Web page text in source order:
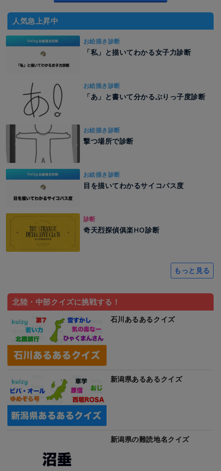
人気急上昇中
お絵描き診断
「私」と描いてわかる女子力診断
お絵描き診断
「あ」と書いて分かるぶりっ子度診断
お絵描き診断
撃つ場所で診断
お絵描き診断
目を描いてわかるサイコパス度
診断
奇天烈探偵俱楽HO診断
もっと見る
北陸・中部クイズに挑戦する！
石川あるあるクイズ
新潟県あるあるクイズ
新潟県の難読地名クイズ